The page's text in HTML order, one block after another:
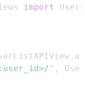
import
.
' ,